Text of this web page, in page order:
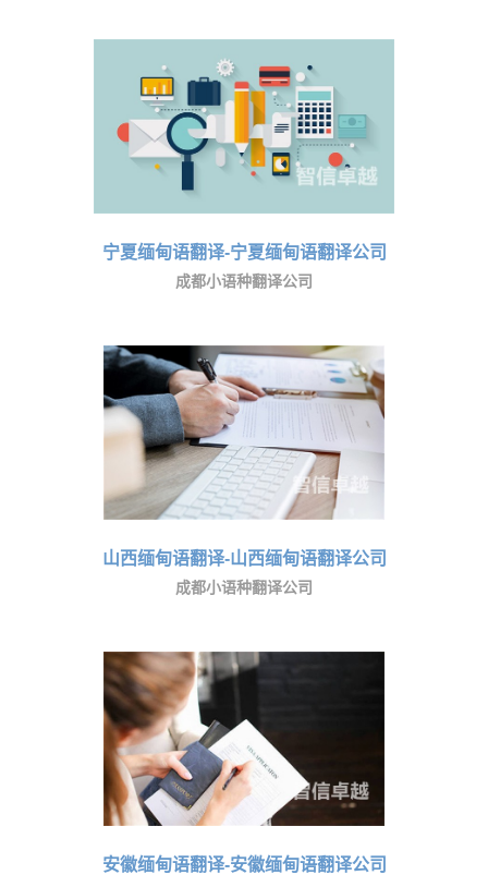
宁夏缅甸语翻译-宁夏缅甸语翻译公司
成都小语种翻译公司
山西缅甸语翻译-山西缅甸语翻译公司
成都小语种翻译公司
安徽缅甸语翻译-安徽缅甸语翻译公司